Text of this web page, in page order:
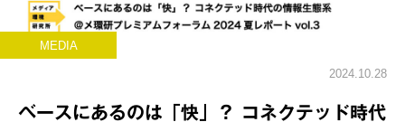
MEDIA
2024.10.28
ベースにあるのは「快」？ コネクテッド時代